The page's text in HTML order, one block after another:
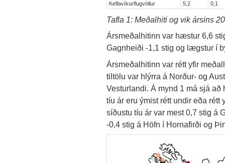
Keflavíkurflugvöllur
5,2 0,1
Tafla 1: Meðalhiti og vik ársins
Ársmeðalhitinn var hæstur 6,6
Gagnheiði -1,1 stig og lægstur í
Ársmeðalhitinn var rétt yfir
tiltölu var hlýrra á Norður- og
Vesturlandi. Á mynd 1 má sjá
tíu ár eru ýmist rétt undir eða
síðustu tíu ár var mest 0,7 stig á
-0,4 stig á Höfn í Hornafirði og